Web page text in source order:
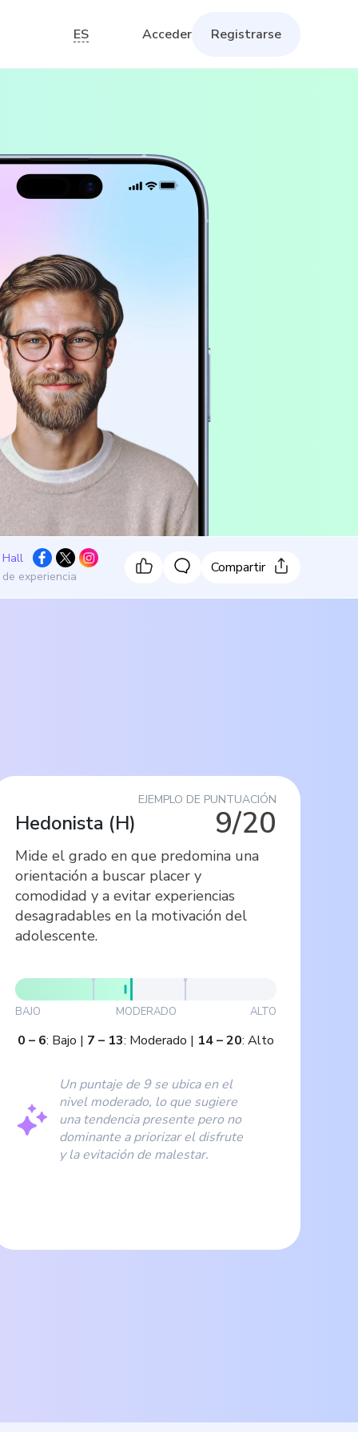
ES Acceder Registrarse
Hall
experiencia
Compartir
EJEMPLO DE PUNTUACIÓN
9/20
Hedonista (H)
Mide el grado en que predomina una
orientación a buscar placer y
comodidad y a evitar experiencias
desagradables en la motivación del
adolescente.
BAJO MODERADO ALTO
0 – 6: Bajo | 7 – 13: Moderado | 14–20:Alto
Un puntaje de 9 se ubica en el
nivel moderado, lo que sugiere
una tendencia presente pero no
dominante a priorizar el disfrute
y la evitación de malestar.